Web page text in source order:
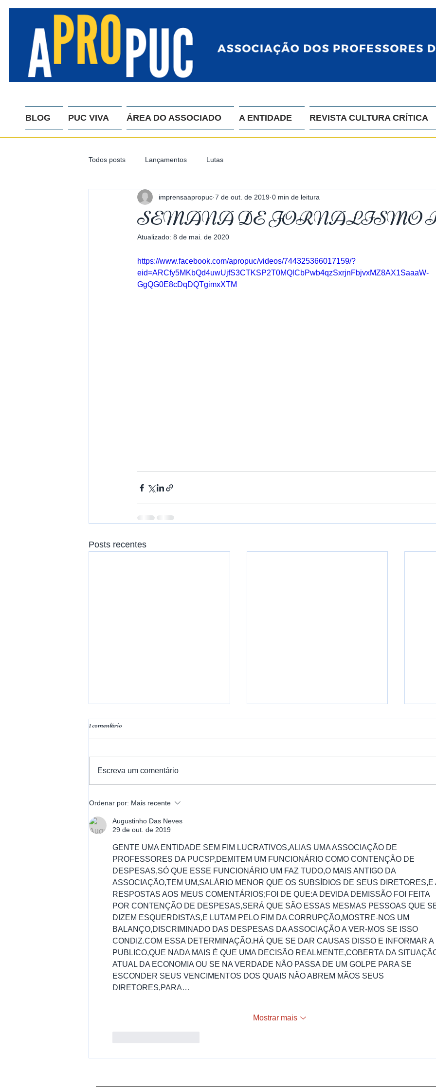
BLOG PUC VIVA ÁREA DO ASSOCIADO A ENTIDADE REVISTA CULTURA CRÍTICA
Todos posts Lançamentos Lutas
SEMANA DE JORNALISMO
imprensaapropuc 7 de out. de 2019 0 min de leitura
Atualizado: 8 de mai. de 2020
https://www.facebook.com/apropuc/videos/744325366017159/?
eid=ARCfy5MKbQd4uwUjfS3CTKSP2T0MQlCbPwb4qzSxrjnFbjvxMZ8AX1SaaaW-
GgQG0E8cDqDQTgimxXTM
Posts recentes
Em memória ao Prof. Nicola
Centrone
1 comentário
Escreva um comentário
Ordenar por: Mais recente
Augustinho Das Neves
29 de out. de 2019
GENTE UMA ENTIDADE SEM FIM LUCRATIVOS,ALIAS UMA ASSOCIAÇÃO DE
PROFESSORES DA PUCSP,DEMITEM UM FUNCIONÁRIO COMO CONTENÇÃO DE
DESPESAS,SÓ QUE ESSE FUNCIONÁRIO UM FAZ TUDO,O MAIS ANTIGO DA
ASSOCIAÇÃO,TEM UM,SALÁRIO MENOR QUE OS SUBSÍDIOS DE SEUS DIRETORES,E
RESPOSTAS AOS MEUS COMENTÁRIOS;FOI DE QUE:A DEVIDA DEMISSÃO FOI FEITA
POR CONTENÇÃO DE DESPESAS,SERÁ QUE SÃO ESSAS MESMAS PESSOAS QUE
DIZEM ESQUERDISTAS,E LUTAM PELO FIM DA CORRUPÇÃO,MOSTRE-NOS UM
BALANÇO,DISCRIMINADO DAS DESPESAS DA ASSOCIAÇÃO A VER-MOS SE ISSO
CONDIZ.COM ESSA DETERMINAÇÃO.HÁ QUE SE DAR CAUSAS DISSO E INFORMAR A
PUBLICO,QUE NADA MAIS É QUE UMA DECISÃO REALMENTE,COBERTA DA
ATUAL DA ECONOMIA OU SE NA VERDADE NÃO PASSA DE UM GOLPE PARA SE
ESCONDER SEUS VENCIMENTOS DOS QUAIS NÃO ABREM MÃOS SEUS
DIRETORES,PARA…
Mostrar mais